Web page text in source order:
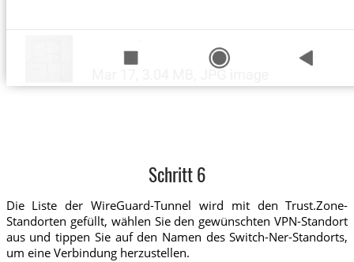
Schritt 6
Die Liste der WireGuard-Tunnel wird mit den Trust.Zone-
Standorten gefüllt, wählen Sie den gewünschten VPN-Standort
aus und tippen Sie auf den Namen des Switch-Ner-Standorts,
um eine Verbindung herzustellen.